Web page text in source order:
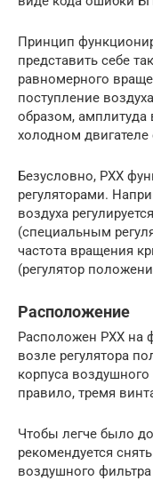
Принцип
представить себе
равномерного
поступление
образом,
холодном
Безусловно, РХХ
регуляторами.
воздуха
(специальным
частота вращения
(регулятор
Расположение
Расположен РХХ на
возле регулятора
корпуса
правило, тремя
Чтобы легче было
рекомендуется
воздушного